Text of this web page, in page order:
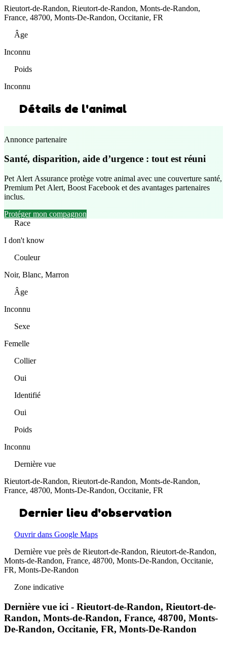
Rieutort-de-Randon, Rieutort-de-Randon, Monts-de-Randon,
France, 48700, Monts-De-Randon, Occitanie, FR
Âge
Inconnu
Poids
Inconnu
Détails de l'animal
Annonce partenaire
Santé, disparition, aide d’urgence : tout est réuni
Pet Alert Assurance protège votre animal avec une couverture santé,
Premium Pet Alert, Boost Facebook et des avantages partenaires
inclus.
Protéger mon compagnon
Race
I don't know
Couleur
Noir, Blanc, Marron
Âge
Inconnu
Sexe
Femelle
Collier
Oui
Identifié
Oui
Poids
Inconnu
Dernière vue
Rieutort-de-Randon, Rieutort-de-Randon, Monts-de-Randon,
France, 48700, Monts-De-Randon, Occitanie, FR
Dernier lieu d'observation
Ouvrir dans Google Maps
Dernière vue près de Rieutort-de-Randon, Rieutort-de-Randon,
Monts-de-Randon, France, 48700, Monts-De-Randon, Occitanie,
FR, Monts-De-Randon
Zone indicative
Dernière vue ici - Rieutort-de-Randon, Rieutort-de-
Randon, Monts-de-Randon, France, 48700, Monts-
De-Randon, Occitanie, FR, Monts-De-Randon